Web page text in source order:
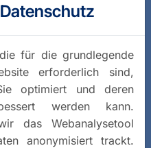
für die grundlegende
erforderlich sind,
optimiert und deren
werden kann.
das Webanalysetool
anonymisiert trackt.